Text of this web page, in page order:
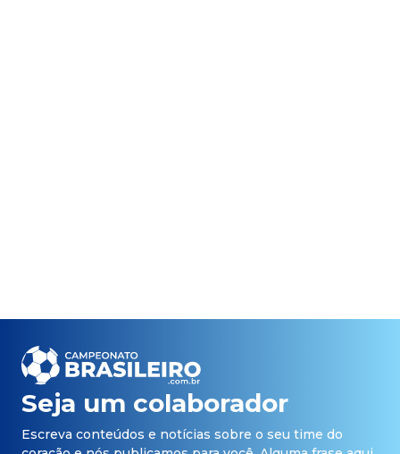
Seja um colaborador
Escreva conteúdos e notícias sobre o seu time do